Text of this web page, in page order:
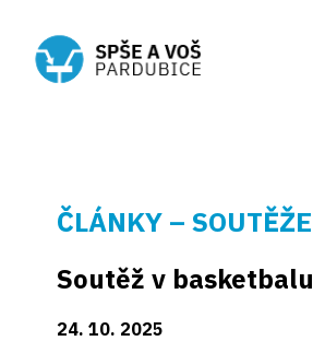
ČLÁNKY – SOUTĚŽE
Soutěž v basketbalu
24. 10. 2025